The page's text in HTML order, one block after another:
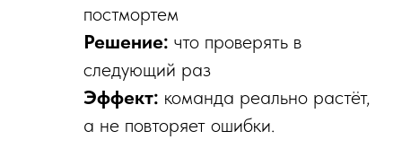
постмортем
Решение: что проверять в
следующий раз
Эффект: команда реально растёт,
а не повторяет ошибки.